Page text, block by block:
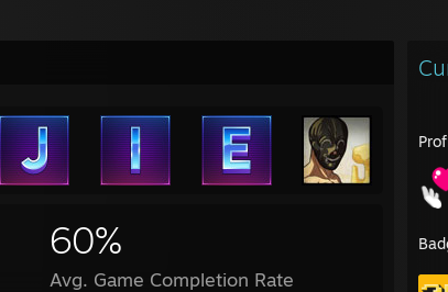
60%
Avg. Game Completion Rate